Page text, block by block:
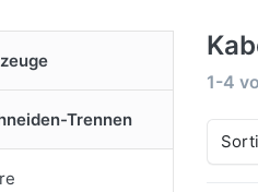
Trennen
1-4